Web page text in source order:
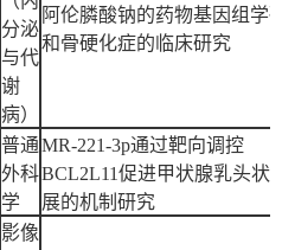
分泌
与代
谢
病）
阿伦膦酸钠的药物基因组学
和骨硬化症的临床研究
普通
外科
学
MR-221-3p通过靶向调控
BCL2L11促进甲状腺乳头状
展的机制研究
影像